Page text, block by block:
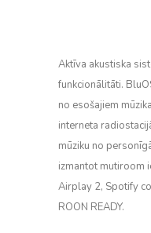
Aktīva akustiska
funkcionālitāti.
no esošajiem
interneta
mūziku no
izmantot mutiroom
Airplay 2, Spotify
ROON READY.